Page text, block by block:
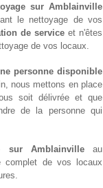
sur Amblainville
le nettoyage de vos
de service et n'êtes
de vos locaux.
personne disponible
nous mettons en place
soit délivrée et que
de la personne qui
sur Amblainvilleau
complet de vos locaux